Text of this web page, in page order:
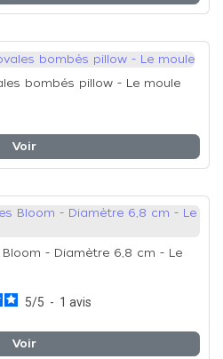
bombés pillow - Le moule
Voir
- Diamètre 6,8 cm - Le
5/5 - 1 avis
Voir